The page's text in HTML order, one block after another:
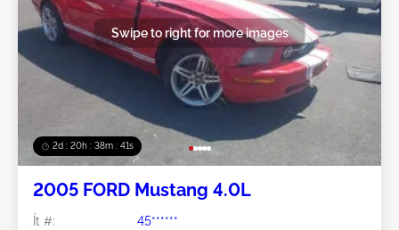
2d : 20h : 38m : 38s
Swipe to right for more images
2005 FORD Mustang 4.0L
Ít #:
45******